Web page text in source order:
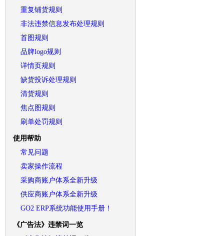
重复铺货规则
非法违禁信息发布处理规则
首图规则
品牌logo规则
详情页规则
缺货投诉处理规则
清货规则
焦点图规则
刷单处罚规则
使用帮助
常见问题
卖家操作流程
采购商账户体系全新升级
供应商账户体系全新升级
GO2 ERP系统功能使用手册！
《广告法》违禁词一览